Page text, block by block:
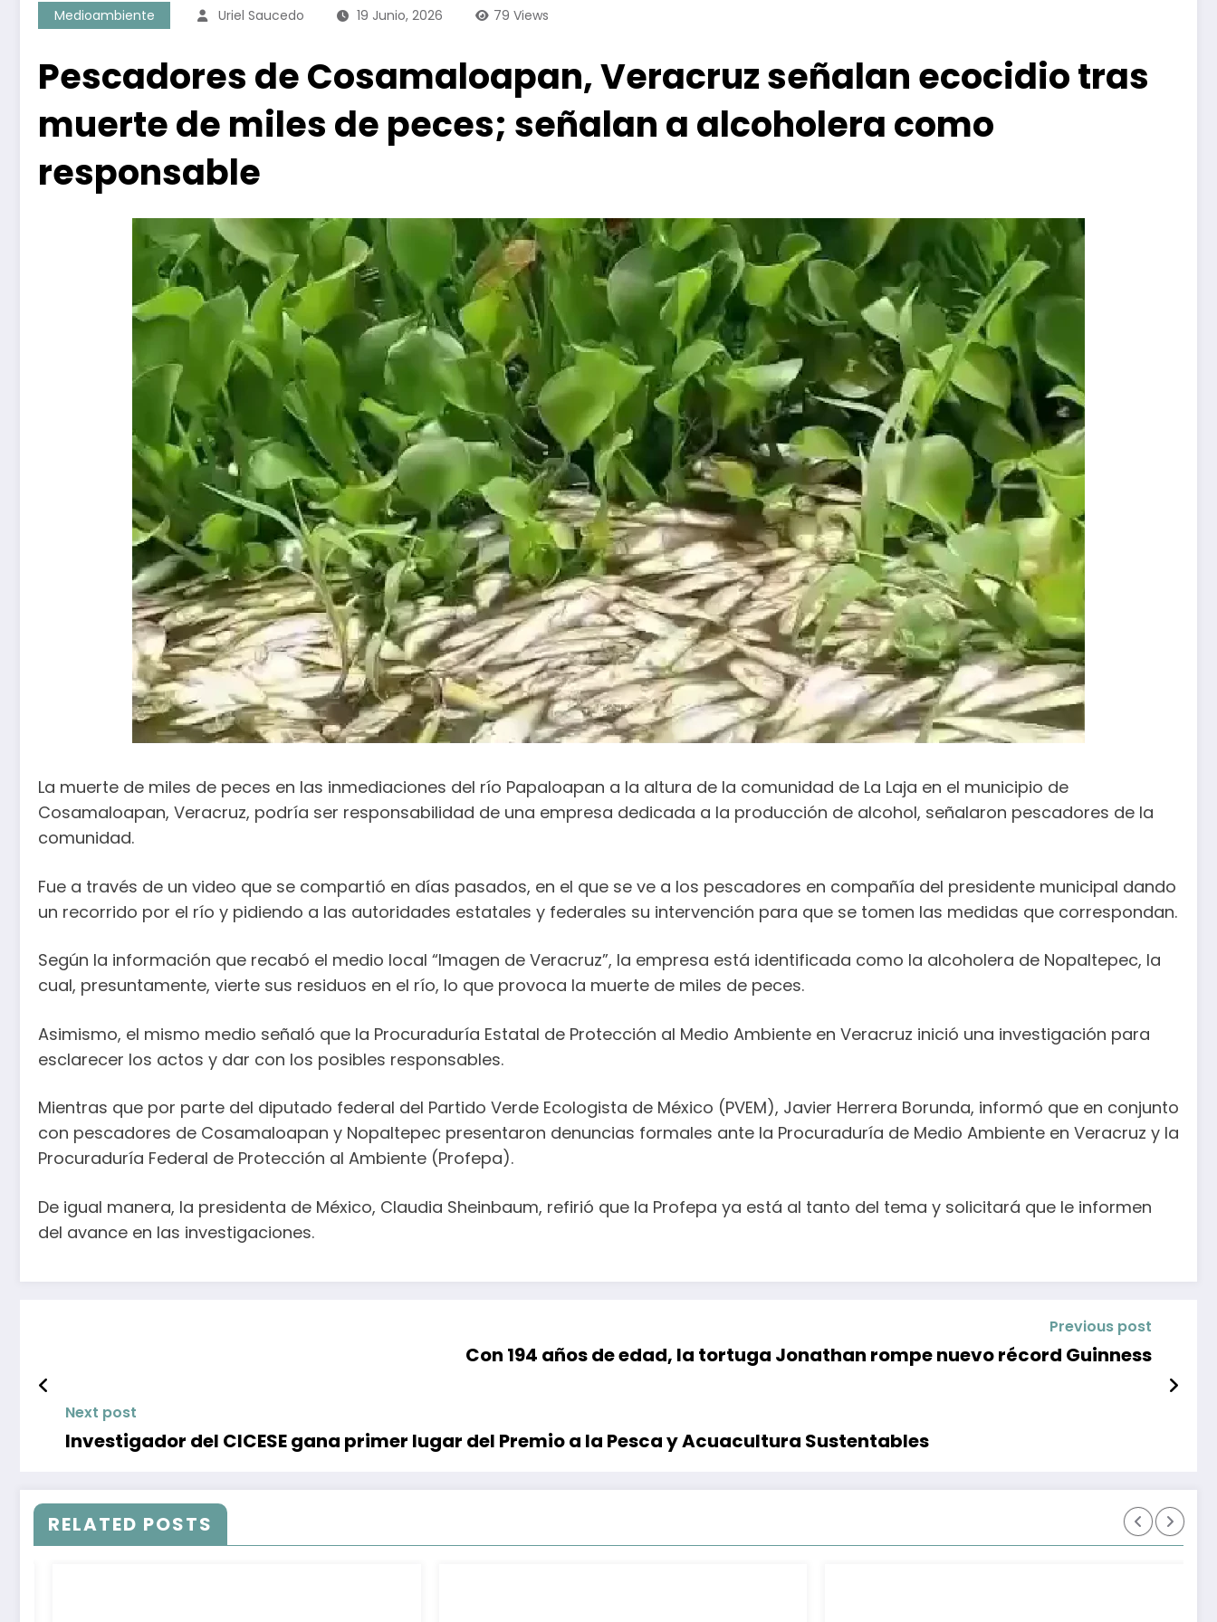
Medioambiente Uriel Saucedo 19 Junio, 2026 79 Views
Pescadores de Cosamaloapan, Veracruz señalan ecocidio tras
muerte de miles de peces; señalan a alcoholera como
responsable
La muerte de miles de peces en las inmediaciones del río Papaloapan a la altura de la comunidad de La Laja en el municipio de
Cosamaloapan, Veracruz, podría ser responsabilidad de una empresa dedicada a la producción de alcohol, señalaron pescadores de la
comunidad.
Fue a través de un video que se compartió en días pasados, en el que se ve a los pescadores en compañía del presidente municipal dando
un recorrido por el río y pidiendo a las autoridades estatales y federales su intervención para que se tomen las medidas que correspondan.
Según la información que recabó el medio local “Imagen de Veracruz”, la empresa está identificada como la alcoholera de Nopaltepec, la
cual, presuntamente, vierte sus residuos en el río, lo que provoca la muerte de miles de peces.
Asimismo, el mismo medio señaló que la Procuraduría Estatal de Protección al Medio Ambiente en Veracruz inició una investigación para
esclarecer los actos y dar con los posibles responsables.
Mientras que por parte del diputado federal del Partido Verde Ecologista de México (PVEM), Javier Herrera Borunda, informó que en conjunto
con pescadores de Cosamaloapan y Nopaltepec presentaron denuncias formales ante la Procuraduría de Medio Ambiente en Veracruz y la
Procuraduría Federal de Protección al Ambiente (Profepa).
De igual manera, la presidenta de México, Claudia Sheinbaum, refirió que la Profepa ya está al tanto del tema y solicitará que le informen
del avance en las investigaciones.
Previous post
Con 194 años de edad, la tortuga Jonathan rompe nuevo récord Guinness
Next post
Investigador del CICESE gana primer lugar del Premio a la Pesca y Acuacultura Sustentables
RELATED POSTS